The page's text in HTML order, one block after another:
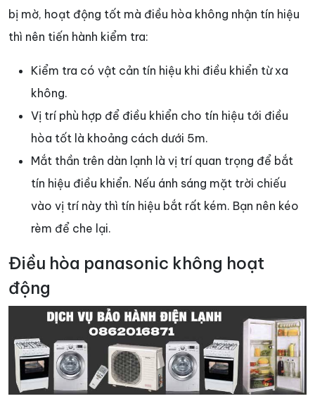
bị mờ, hoạt động tốt mà điều hòa không nhận tín hiệu
thì nên tiến hành kiểm tra:
Kiểm tra có vật cản tín hiệu khi điều khiển từ xa
không.
Vị trí phù hợp để điều khiển cho tín hiệu tới điều
hòa tốt là khoảng cách dưới 5m.
Mắt thần trên dàn lạnh là vị trí quan trọng để bắt
tín hiệu điều khiển. Nếu ánh sáng mặt trời chiếu
vào vị trí này thì tín hiệu bắt rất kém. Bạn nên kéo
rèm để che lại.
Điều hòa panasonic không hoạt
động